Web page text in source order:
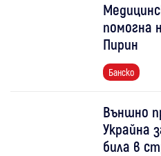
помогна
Пирин
Банско
Външно
Украйна
била в